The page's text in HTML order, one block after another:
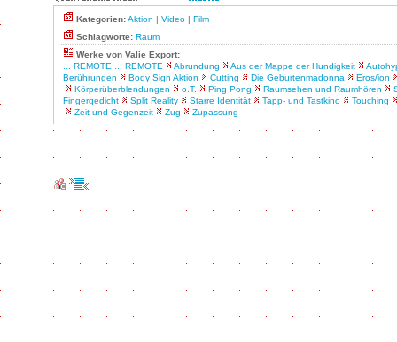
Kategorien:Aktion | Video | Film
Schlagworte: Raum
Werke von Valie Export:
... REMOTE ... REMOTE
Abrundung Aus der Mappe der Hundigkeit
Berührungen
Body Sign Aktion Cutting Die Geburtenmadonna
Eros/ion
Körperüberblendungen
o.T. Ping Pong Raumsehen und Raumhören
Fingergedicht
Split Reality Starre Identität Tapp- und Tastkino
Touching
Zeit und Gegenzeit
Zug Zupassung